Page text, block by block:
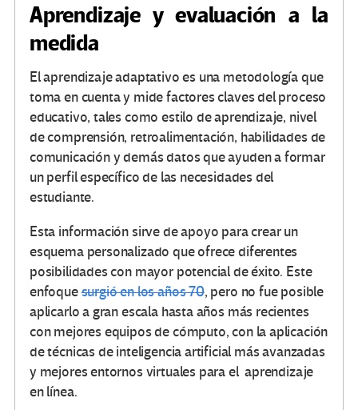
Aprendizaje y evaluación a la
medida
El aprendizaje adaptativo es una metodología que
toma en cuenta y mide factores claves del proceso
educativo, tales como estilo de aprendizaje, nivel
de comprensión, retroalimentación, habilidades de
comunicación y demás datos que ayuden a formar
un perfil específico de las necesidades del
estudiante.
Esta información sirve de apoyo para crear un
esquema personalizado que ofrece diferentes
posibilidades con mayor potencial de éxito. Este
enfoquesurgió en los años 70, pero no fue posible
aplicarlo a gran escala hasta años más recientes
con mejores equipos de cómputo, con la aplicación
de técnicas de inteligencia artificial más avanzadas
y mejores entornos virtuales para el aprendizaje
en línea.